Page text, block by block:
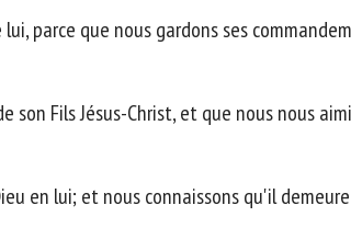
parce que nous gardons ses
Fils Jésus-Christ, et que nous nous
en lui; et nous connaissons qu'il